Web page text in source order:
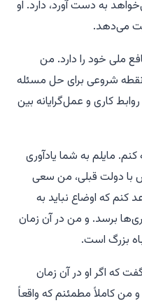
به دست آورد، دارد. او
می‌دهد.
ملی خود را دارد. من
نقطه شروعی برای حل مسئله
کاری و عمل‌گرایانه بین
کنم. مایلم به شما یادآوری
آخرین تماس با دولت قبلی، من سعی
کنم که اوضاع نباید به
برسد. و من در آن زمان
بزرگ است.
که اگر او در آن زمان
من کاملاً مطمئنم که واقعاً